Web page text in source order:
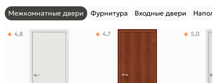
Межкомнатные двери Фурнитура Входные двери
4,8 4,7 5,0